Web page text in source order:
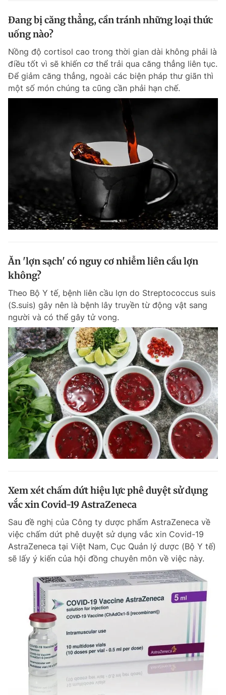
Đang bị căng thẳng, cần tránh những loại thức
uống nào?
Nồng độ cortisol cao trong thời gian dài không phải là
điều tốt vì sẽ khiến cơ thể trải qua căng thẳng liên tục.
Để giảm căng thẳng, ngoài các biện pháp thư giãn thì
một số món chúng ta cũng cần phải hạn chế.
Ăn 'lợn sạch' có nguy cơ nhiễm liên cầu lợn
không?
Theo Bộ Y tế, bệnh liên cầu lợn do Streptococcus suis
(S.suis) gây nên là bệnh lây truyền từ động vật sang
người và có thể gây tử vong.
Xem xét chấm dứt hiệu lực phê duyệt sử dụng
vắc xin Covid-19 AstraZeneca
Sau đề nghị của Công ty dược phẩm AstraZeneca về
việc chấm dứt phê duyệt sử dụng vắc xin Covid-19
AstraZeneca tại Việt Nam, Cục Quản lý dược (Bộ Y tế)
sẽ lấy ý kiến của hội đồng chuyên môn về việc này.